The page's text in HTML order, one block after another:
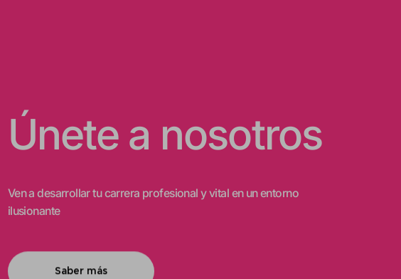
Únete a nosotros
Ven a desarrollar tu carrera profesional y vital en un entorno
ilusionante
Saber más